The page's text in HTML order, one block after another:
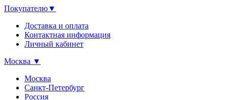
Покупателю▼
Доставка и оплата
Контактная информация
Личный кабинет
Москва ▼
Москва
Санкт-Петербург
Россия